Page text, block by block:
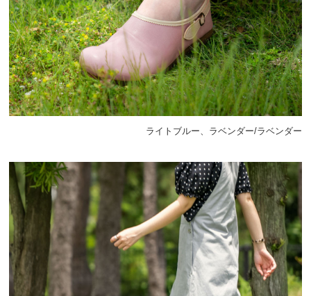
ライトブルー、ラベンダー/ラベンダー